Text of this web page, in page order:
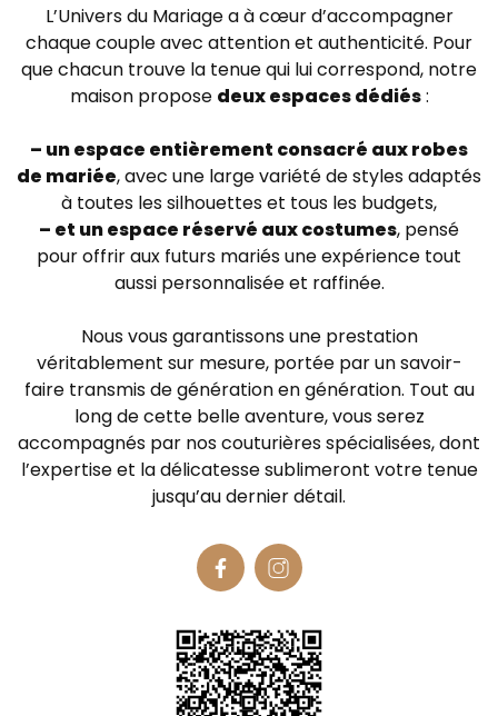
L’Univers du Mariage a à cœur d’accompagner
chaque couple avec attention et authenticité. Pour
que chacun trouve la tenue qui lui correspond, notre
maison propose deux espaces dédiés:
– un espace entièrement consacré aux robes
de mariée, avec une large variété de styles adaptés
à toutes les silhouettes et tous les budgets,
– et un espace réservé aux costumes, pensé
pour offrir aux futurs mariés une expérience tout
aussi personnalisée et raffinée.
Nous vous garantissons une prestation
véritablement sur mesure, portée par un savoir-
faire transmis de génération en génération. Tout au
long de cette belle aventure, vous serez
accompagnés par nos couturières spécialisées, dont
l’expertise et la délicatesse sublimeront votre tenue
jusqu’au dernier détail.